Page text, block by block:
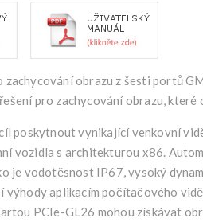
obrazu z šesti portů
pro zachycování obrazu,
poskytnout vynikající venkovní
vozidla s architekturou x86.
je vodotěsnost IP67, vysoký
výhody aplikacím počítačového
PCIe-GL26 mohou získávat